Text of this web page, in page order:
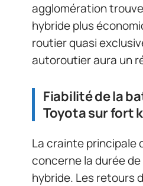
agglomération
hybride plus
routier quasi
autoroutier aura un
Fiabilité de la
Toyota sur fort
La crainte principale
concerne la durée
hybride. Les retours